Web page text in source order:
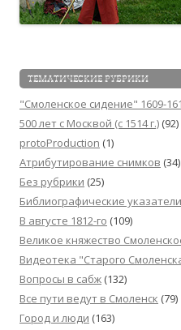
ТЕМАТИЧЕСКИЕ РУБРИКИ
"Смоленское сидение" 1609-
500 лет с Москвой (c 1514 г.) (92)
protoProduction (1)
Атрибутирование снимков (34)
Без рубрики (25)
Библиографические указатели
В августе 1812-го (109)
Великое княжество
Видеотека "Cтарого
Вопросы в сабж (132)
Все пути ведут в Смоленск (79)
Город и люди (163)